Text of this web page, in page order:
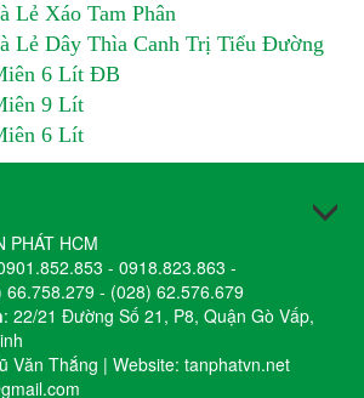
Lẻ Xáo Tam Phân
Lẻ Dây Thìa Canh Trị Tiểu Đường
6 Lít ĐB
9 Lít
6 Lít
PHÁT HCM
- 0918.823.863 -
66.758.279 - (028) 62.576.679
: 22/21 Đường Số 21, P8, Quận Gò Vấp,
Văn Thắng | Website: tanphatvn.net